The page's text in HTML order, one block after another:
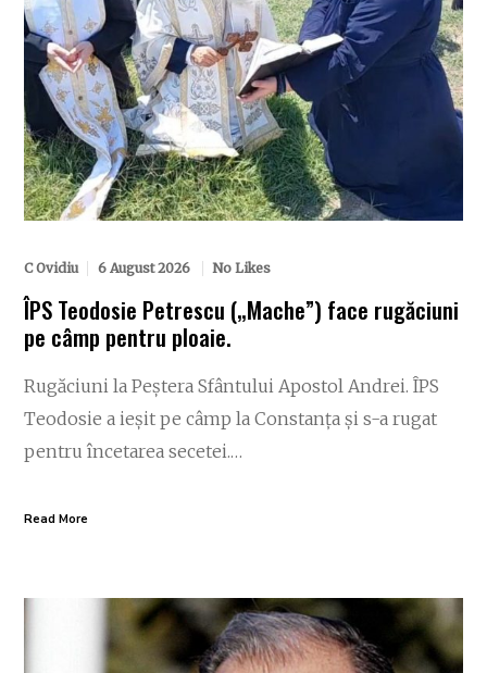
C Ovidiu 6 August 2026 No Likes
ÎPS Teodosie Petrescu („Mache”) face rugăciuni
pe câmp pentru ploaie.
Rugăciuni la Peștera Sfântului Apostol Andrei. ÎPS
Teodosie a ieșit pe câmp la Constanța și s-a rugat
pentru încetarea secetei.…
Read More